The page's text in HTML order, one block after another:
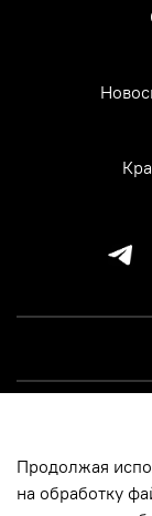
Продолжая
на обработку